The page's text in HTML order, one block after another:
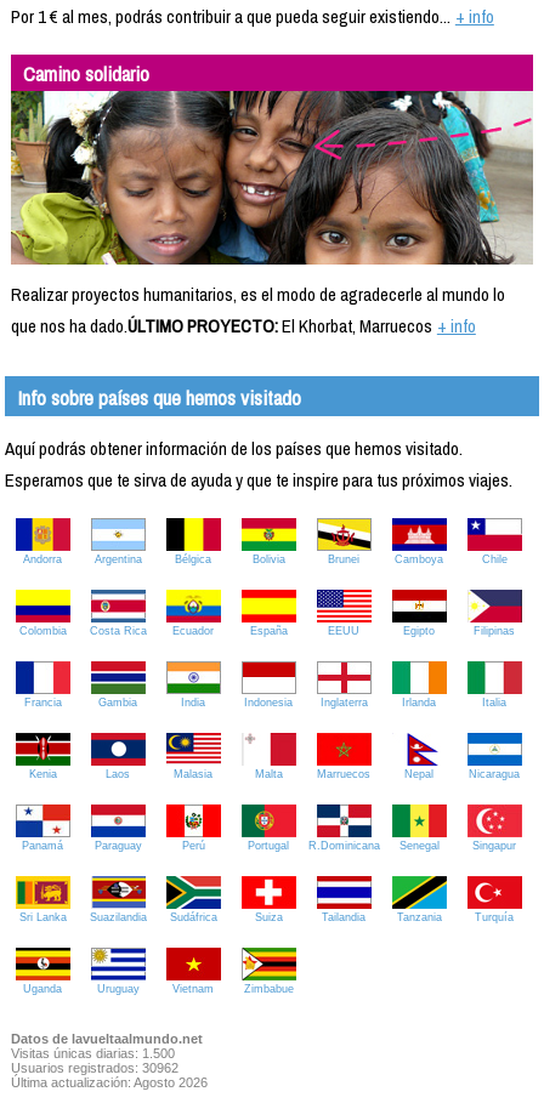
Por 1 € al mes, podrás contribuir a que pueda seguir existiendo... + info
Camino solidario
Realizar proyectos humanitarios, es el modo de agradecerle al mundo lo
que nos ha dado.ÚLTIMO PROYECTO:El Khorbat, Marruecos + info
Info sobre países que hemos visitado
Aquí podrás obtener información de los países que hemos visitado.
Esperamos que te sirva de ayuda y que te inspire para tus próximos viajes.
Andorra Argentina Bélgica Bolivia Brunei Camboya Chile
Colombia Costa Rica Ecuador España EEUU Egipto Filipinas
Francia Gambia India Indonesia Inglaterra Irlanda Italia
Kenia Laos Malasia Malta Marruecos Nepal Nicaragua
Panamá Paraguay Perú Portugal R.Dominicana Senegal Singapur
Sri Lanka Suazilandia Sudáfrica Suiza Tailandia Tanzania Turquía
Uganda Uruguay Vietnam Zimbabue
Datos de lavueltaalmundo.net
Visitas únicas diarias: 1.500
Usuarios registrados: 30962
Última actualización: Agosto 2026